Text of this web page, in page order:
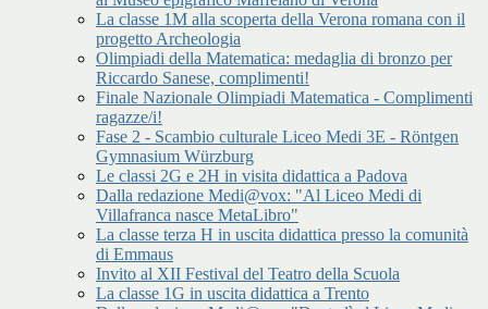
La classe 1M alla scoperta della Verona romana con il
progetto Archeologia
Olimpiadi della Matematica: medaglia di bronzo per
Riccardo Sanese, complimenti!
Finale Nazionale Olimpiadi Matematica - Complimenti
ragazze/i!
Fase 2 - Scambio culturale Liceo Medi 3E - Röntgen
Gymnasium Würzburg
Le classi 2G e 2H in visita didattica a Padova
Dalla redazione Medi@vox: "Al Liceo Medi di
Villafranca nasce MetaLibro"
La classe terza H in uscita didattica presso la comunità
di Emmaus
Invito al XII Festival del Teatro della Scuola
La classe 1G in uscita didattica a Trento